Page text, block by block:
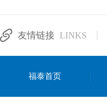
友情链接 LINKS
福泰首页